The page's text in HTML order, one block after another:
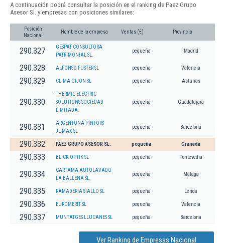
A continuación podrá consultar la posición en el ranking de Paez Grupo
Asesor Sl. y empresas con posiciones similares:
Posición
Nacional
Nombre de la empresa Ventas (€) Provincia
290.327
GESPAT CONSULTORA
PATRIMONIAL SL.
pequeña Madrid
290.328 ALFONSO FUSTER SL pequeña Valencia
290.329 CLIMA GIJON SL pequeña Asturias
290.330
THERMIC ELECTRIC
SOLUTIONS SOCIEDAD
LIMITADA.
pequeña Guadalajara
290.331
ARGENTONA PINTORS
JUMAX SL
pequeña Barcelona
290.332 PAEZ GRUPO ASESOR SL. pequeña Granada
290.333 BLICK OPTIK SL pequeña Pontevedra
290.334
CARTAMA AUTOLAVADO
LA BALLENA SL.
pequeña Málaga
290.335 RAMADERIA SIALLO SL pequeña Lérida
290.336 EUROMERIT SL pequeña Valencia
290.337 MUNTATGES LLUCANES SL pequeña Barcelona
Ver Ranking de Empresas Nacional